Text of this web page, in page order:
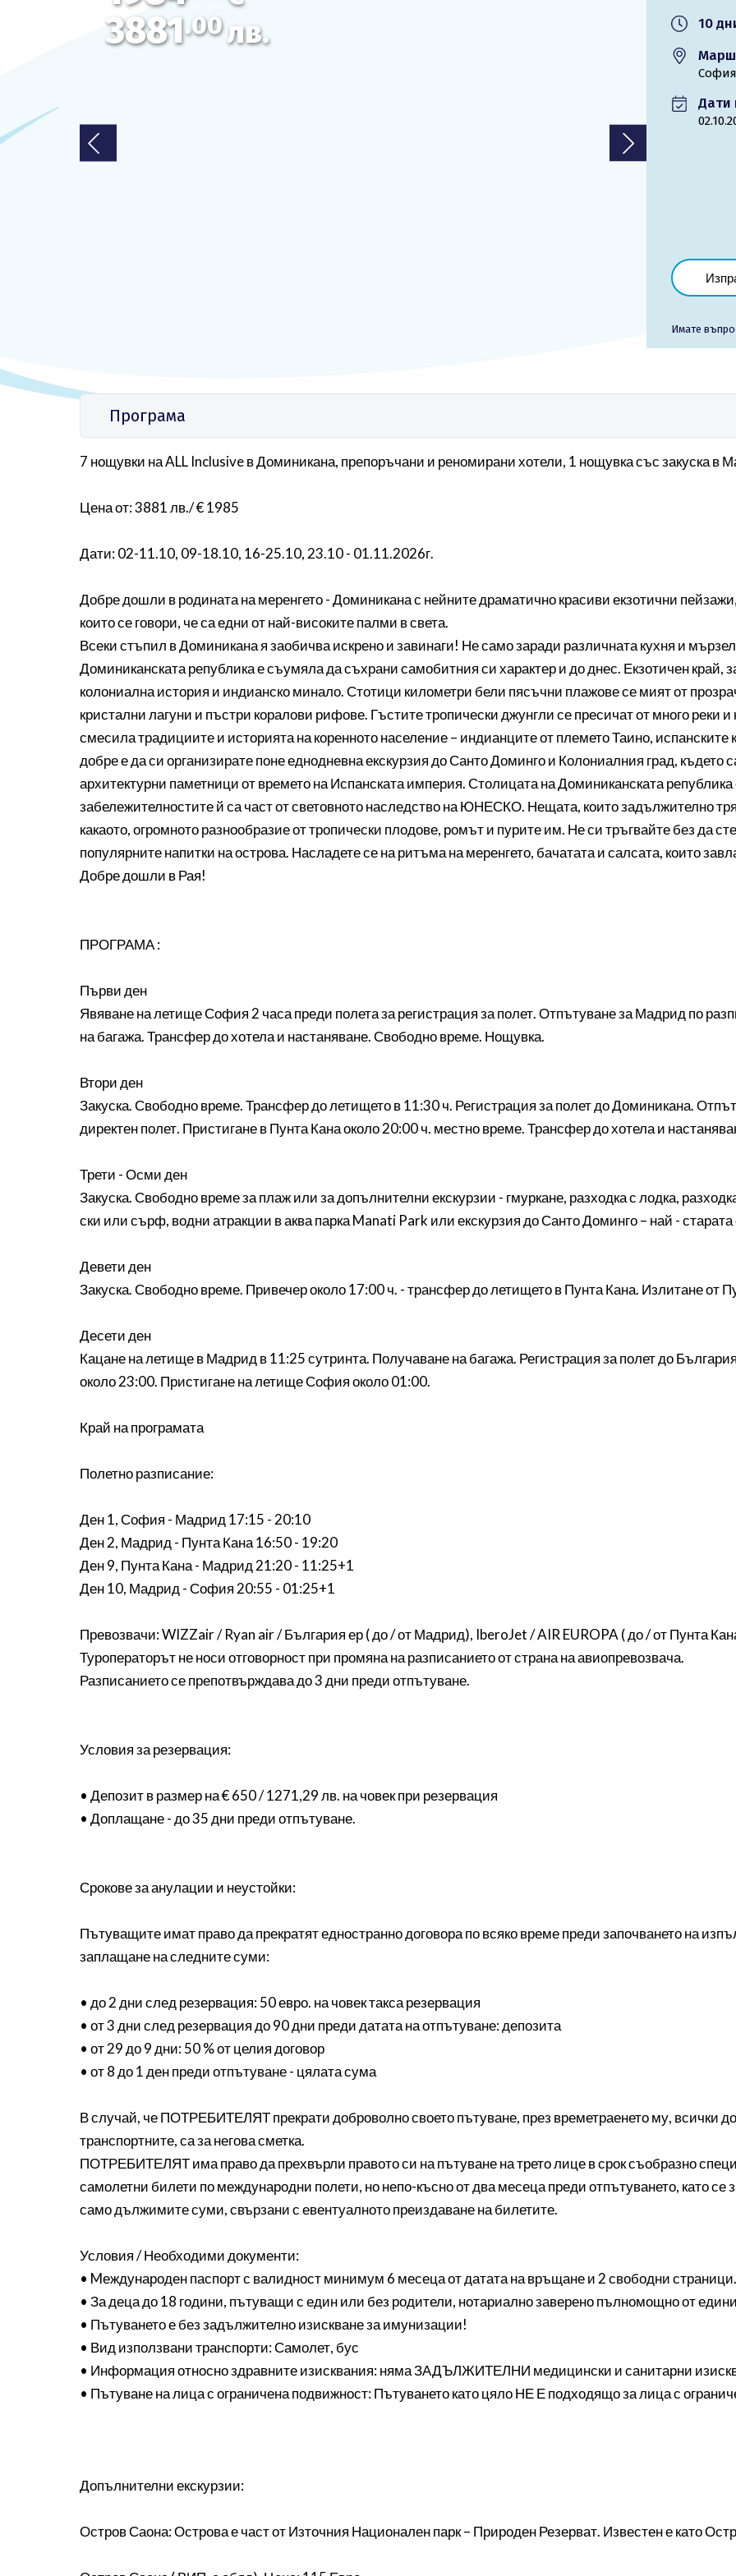
За нас - Ivi Travel
Запитване
3881.00лв.
10
Дати
Имате
Програма
7 нощувки на ALL Inclusive в Доминикана, препоръчани и реномирани хотели, 1 нощувка със закуска в
Цена от: 3881 лв./ € 1985
Дати: 02-11.10, 09-18.10, 16-25.10, 23.10 - 01.11.2026г.
Добре дошли в родината на меренгето - Доминикана с нейните драматично красиви екзотични
които се говори, че са едни от най-високите палми в света.
Всеки стъпил в Доминикана я заобичва искрено и завинаги! Не само заради различната кухня и
Доминиканската република е съумяла да съхрани самобитния си характер и до днес. Екзотичен
колониална история и индианско минало. Стотици километри бели пясъчни плажове се мият от
кристални лагуни и пъстри коралови рифове. Гъстите тропически джунгли се пресичат от много реки
смесила традициите и историята на коренното население – индианците от племето Таино,
добре е да си организирате поне еднодневна екскурзия до Санто Доминго и Колониалния град, където
архитектурни паметници от времето на Испанската империя. Столицата на Доминиканската
забележителностите й са част от световното наследство на ЮНЕСКО. Нещата, които задължително
какаото, огромното разнообразие от тропически плодове, ромът и пурите им. Не си тръгвайте без да
популярните напитки на острова. Насладете се на ритъма на меренгето, бачатата и салсата, които
Добре дошли в Рая!
ПРОГРАМА :
Първи ден
Явяване на летище София 2 часа преди полета за регистрация за полет. Отпътуване за Мадрид по
на багажа. Трансфер до хотела и настаняване. Свободно време. Нощувка.
Втори ден
Закуска. Свободно време. Трансфер до летището в 11:30 ч. Регистрация за полет до Доминикана.
директен полет. Пристигане в Пунта Кана около 20:00 ч. местно време. Трансфер до хотела и
Трети - Осми ден
Закуска. Свободно време за плаж или за допълнителни екскурзии - гмуркане, разходка с лодка,
ски или сърф, водни атракции в аква парка Manati Park или екскурзия до Санто Доминго – най -
Девети ден
Закуска. Свободно време. Привечер около 17:00 ч. - трансфер до летището в Пунта Кана. Излитане от
Десети ден
Кацане на летище в Мадрид в 11:25 сутринта. Получаване на багажа. Регистрация за полет до
около 23:00. Пристигане на летище София около 01:00.
Край на програмата
Полетно разписание:
Ден 1, София - Мадрид 17:15 - 20:10
Ден 2, Мадрид - Пунта Кана 16:50 - 19:20
Ден 9, Пунта Кана - Мадрид 21:20 - 11:25+1
Ден 10, Мадрид - София 20:55 - 01:25+1
Превозвачи: WIZZair / Ryan air / България ер ( до / от Мадрид), IberoJet / AIR EUROPA ( до / от Пунта
Туроператорът не носи отговорност при промяна на разписанието от страна на авиопревозвача.
Разписанието се препотвърждава до 3 дни преди отпътуване.
Условия за резервация:
• Депозит в размер на € 650 / 1271,29 лв. на човек при резервация
• Доплащане - до 35 дни преди отпътуване.
Срокове за анулации и неустойки:
Пътуващите имат право да прекратят едностранно договора по всяко време преди започването на
заплащане на следните суми:
• до 2 дни след резервация: 50 евро. на човек такса резервация
• от 3 дни след резервация до 90 дни преди датата на отпътуване: депозита
• от 29 до 9 дни: 50 % от целия договор
• от 8 до 1 ден преди отпътуване - цялата сума
В случай, че ПОТРЕБИТЕЛЯТ прекрати доброволно своето пътуване, през времетраенето му, всички
транспортните, са за негова сметка.
ПОТРЕБИТЕЛЯТ има право да прехвърли правото си на пътуване на трето лице в срок съобразно
самолетни билети по международни полети, но непо-късно от два месеца преди отпътуването, като
само дължимите суми, свързани с евентуалното преиздаване на билетите.
Условия / Необходими документи:
• Mеждународен паспорт с валидност минимум 6 месеца от датата на връщане и 2 свободни
• За деца до 18 години, пътуващи с един или без родители, нотариално заверено пълномощно от
• Пътуването е без задължително изискване за имунизации!
• Вид използвани транспорти: Самолет, бус
• Информация относно здравните изисквания: няма ЗАДЪЛЖИТЕЛНИ медицински и санитарни
• Пътуване на лица с ограничена подвижност: Пътуването като цяло НЕ Е подходящо за лица с
Допълнителни екскурзии:
Остров Саона: Острова е част от Източния Национален парк – Природен Резерват. Известен е като